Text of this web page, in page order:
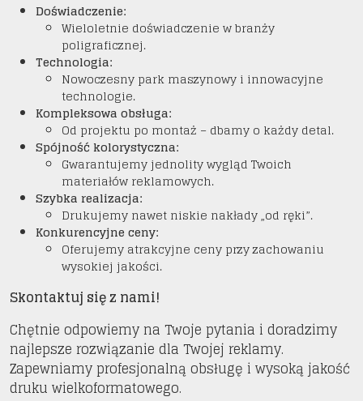
Doświadczenie:
Wieloletnie doświadczenie w branży
poligraficznej.
Technologia:
Nowoczesny park maszynowy i innowacyjne
technologie.
Kompleksowa obsługa:
Od projektu po montaż – dbamy o każdy detal.
Spójność kolorystyczna:
Gwarantujemy jednolity wygląd Twoich
materiałów reklamowych.
Szybka realizacja:
Drukujemy nawet niskie nakłady „od ręki”.
Konkurencyjne ceny:
Oferujemy atrakcyjne ceny przy zachowaniu
wysokiej jakości.
Skontaktuj się z nami!
Chętnie odpowiemy na Twoje pytania i doradzimy
najlepsze rozwiązanie dla Twojej reklamy.
Zapewniamy profesjonalną obsługę i wysoką jakość
druku wielkoformatowego.